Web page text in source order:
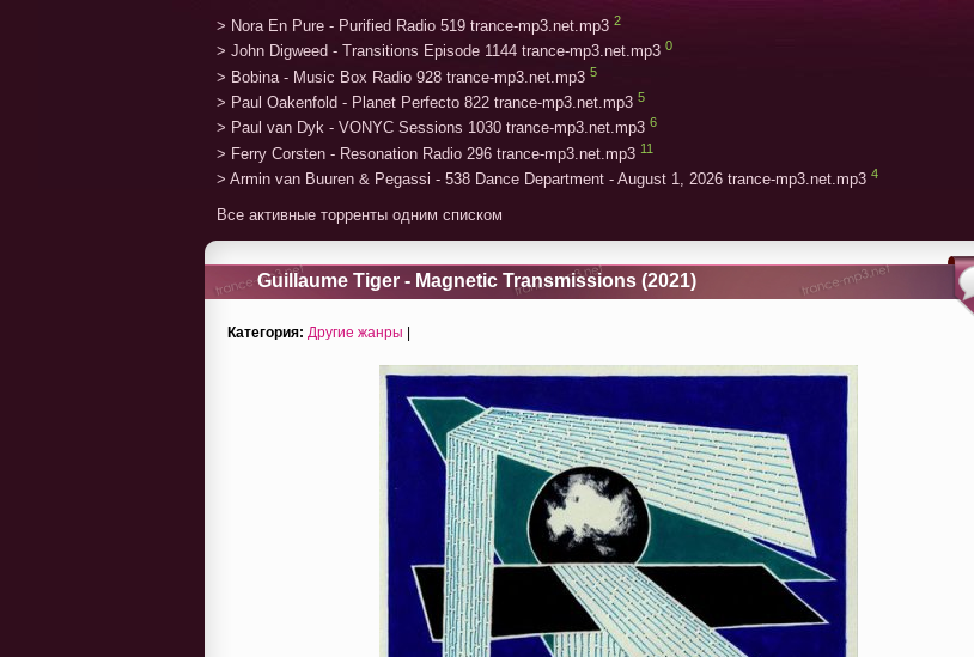
> Nora En Pure - Purified Radio 519 trance-mp3.net.mp3 2
> John Digweed - Transitions Episode 1144 trance-mp3.net.mp3 0
> Bobina - Music Box Radio 928 trance-mp3.net.mp3 5
> Paul Oakenfold - Planet Perfecto 822 trance-mp3.net.mp3 5
> Paul van Dyk - VONYC Sessions 1030 trance-mp3.net.mp3 6
> Ferry Corsten - Resonation Radio 296 trance-mp3.net.mp3 11
> Armin van Buuren & Pegassi - 538 Dance Department - August 1, 2026 trance-mp3.net.mp3 4
Все активные торренты одним списком
Guillaume Tiger - Magnetic Transmissions (2021)
Категория: Другие жанры |